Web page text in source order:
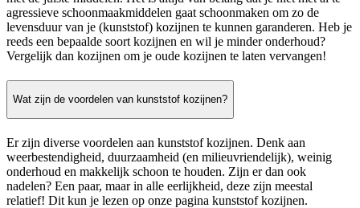
agressieve schoonmaakmiddelen gaat schoonmaken om zo de
levensduur van je (kunststof) kozijnen te kunnen garanderen. Heb je
reeds een bepaalde soort kozijnen en wil je minder onderhoud?
Vergelijk dan kozijnen om je oude kozijnen te laten vervangen!
Wat zijn de voordelen van kunststof kozijnen?
Er zijn diverse voordelen aan kunststof kozijnen. Denk aan
weerbestendigheid, duurzaamheid (en milieuvriendelijk), weinig
onderhoud en makkelijk schoon te houden. Zijn er dan ook
nadelen? Een paar, maar in alle eerlijkheid, deze zijn meestal
relatief! Dit kun je lezen op onze pagina kunststof kozijnen.